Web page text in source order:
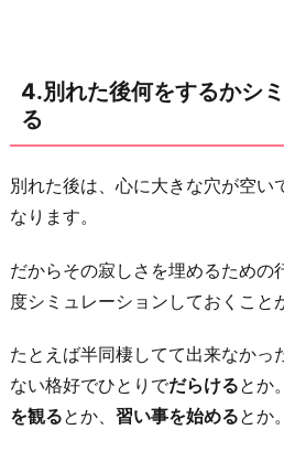
4.別れた後何をするかシ
る
別れた後は、心に大きな穴が空い
なります。
だからその寂しさを埋めるための
度シミュレーションしておくこと
たとえば半同棲してて出来なかっ
ない格好でひとりでだらけるとか
を観るとか、 習い事を始めるとか。